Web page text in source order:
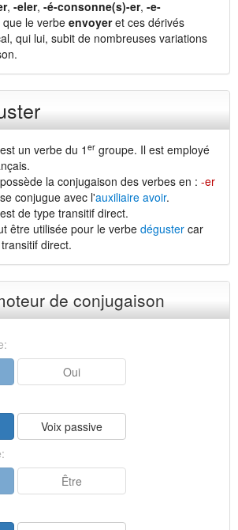
, -eler, -é-consonne(s)-er, -e-
le verbe envoyeret ces dérivés
qui lui, subit de nombreuses variations
un verbe du 1 er groupe. Il est employé
la conjugaison des verbes en : -er
conjugue avec l'auxiliaire avoir.
de type transitif direct.
être utilisée pour le verbe déguster car
direct.
de conjugaison
Oui
Voix passive
Être